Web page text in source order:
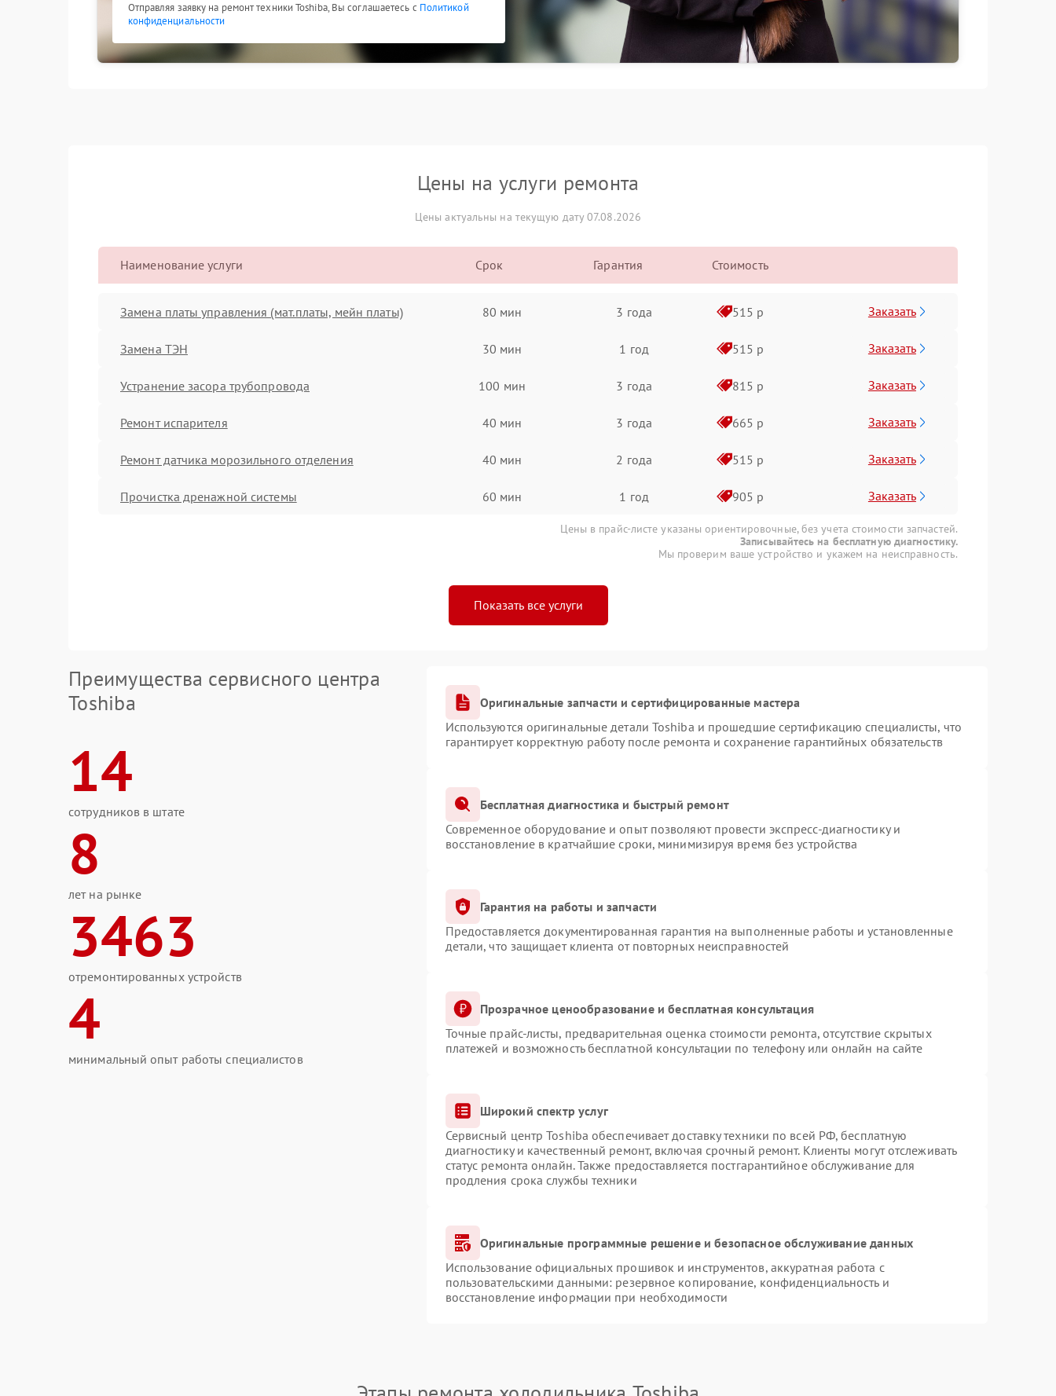
Отправляя заявку на ремонт техники Toshiba, Вы соглашаетесь с Политикой
конфиденциальности
Цены на услуги ремонта
Цены актуальны на текущую дату 07.08.2026
Наименование услуги Срок Гарантия Стоимость
Замена платы управления (мат.платы, мейн платы) 80 мин 3 года 515 р Заказать
Замена ТЭН 30 мин 1 год 515 р Заказать
Устранение засора трубопровода 100 мин 3 года 815 р Заказать
Ремонт испарителя 40 мин 3 года 665 р Заказать
Ремонт датчика морозильного отделения 40 мин 2 года 515 р Заказать
Прочистка дренажной системы 60 мин 1 год 905 р Заказать
Цены в прайс-листе указаны ориентировочные, без учета стоимости запчастей.
Записывайтесь на бесплатную диагностику.
Мы проверим ваше устройство и укажем на неисправность.
Показать все услуги
Преимущества сервисного центра
Toshiba
14
сотрудников в штате
8
лет на рынке
3463
отремонтированных устройств
4
минимальный опыт работы специалистов
Оригинальные запчасти и сертифицированные мастера
Используются оригинальные детали Toshiba и прошедшие сертификацию специалисты, что
гарантирует корректную работу после ремонта и сохранение гарантийных обязательств
Бесплатная диагностика и быстрый ремонт
Современное оборудование и опыт позволяют провести экспресс-диагностику и
восстановление в кратчайшие сроки, минимизируя время без устройства
Гарантия на работы и запчасти
Предоставляется документированная гарантия на выполненные работы и установленные
детали, что защищает клиента от повторных неисправностей
Прозрачное ценообразование и бесплатная консультация
Точные прайс-листы, предварительная оценка стоимости ремонта, отсутствие скрытых
платежей и возможность бесплатной консультации по телефону или онлайн на сайте
Широкий спектр услуг
Сервисный центр Toshiba обеспечивает доставку техники по всей РФ, бесплатную
диагностику и качественный ремонт, включая срочный ремонт. Клиенты могут отслеживать
статус ремонта онлайн. Также предоставляется постгарантийное обслуживание для
продления срока службы техники
Оригинальные программные решение и безопасное обслуживание данных
Использование официальных прошивок и инструментов, аккуратная работа с
пользовательскими данными: резервное копирование, конфиденциальность и
восстановление информации при необходимости